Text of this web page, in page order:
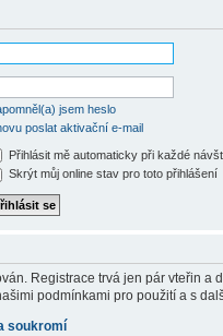
jsem heslo
poslat aktivační e-mail
Přihlásit mě automaticky při každé
Skrýt můj online stav pro toto přihlášení
Registrace trvá jen pár vteřin
podmínkami pro použití a s
soukromí